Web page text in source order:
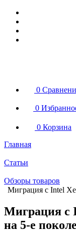
0
0
0 Корзина
Главная
Статьи
Обзоры товаров
Миграция с Intel
Миграция с
на 5-е